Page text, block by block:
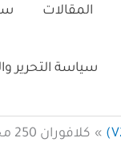
المقالات
سياسة التحرير
كلافوران 250 مجم فيال